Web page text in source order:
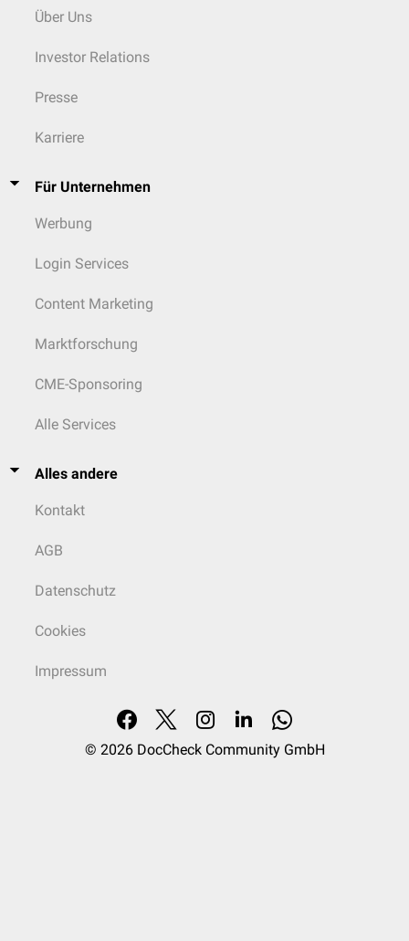
Über Uns
Investor Relations
Presse
Karriere
Für Unternehmen
Werbung
Login Services
Content Marketing
Marktforschung
CME-Sponsoring
Alle Services
Alles andere
Kontakt
AGB
Datenschutz
Cookies
Impressum
© 2026 DocCheck Community GmbH